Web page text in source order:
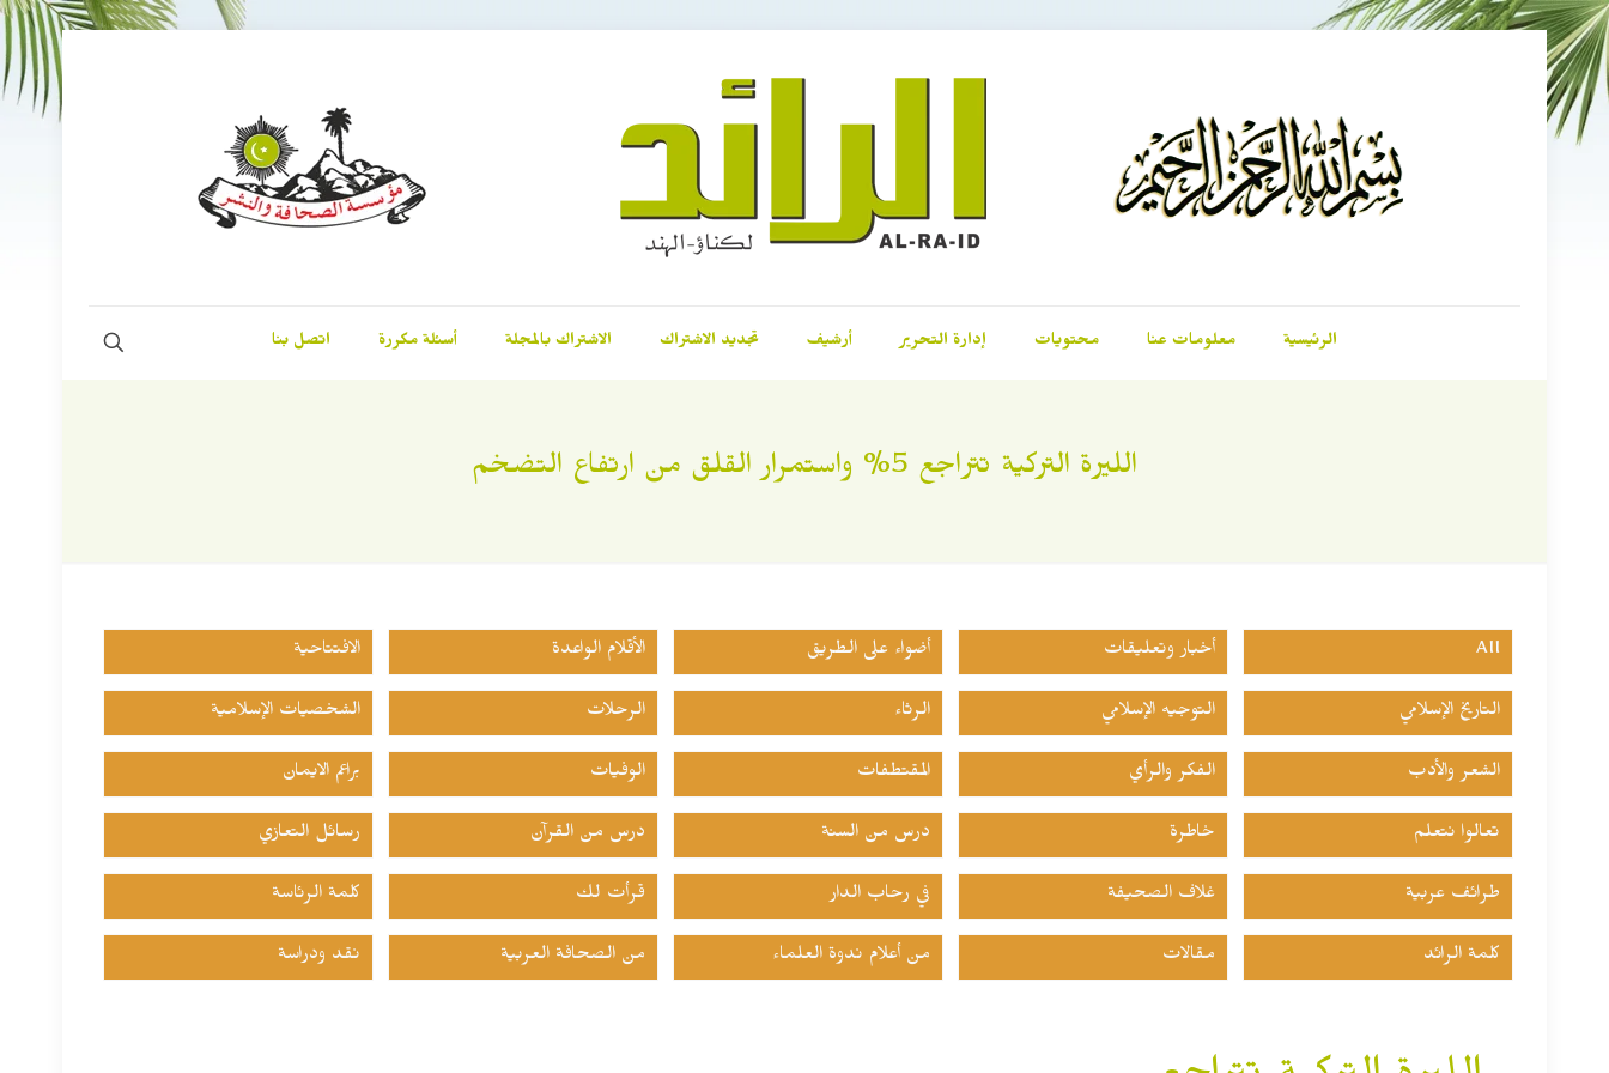
الرئيسية معلومات عنا محتويات إدارة التحرير أرشيف تجديد الاشتراك الاشتراك بالمجلة أسئلة مكررة اتصل بنا
الليرة التركية تتراجع 5% واستمرار القلق من ارتفاع التضخم
All أخبار وتعليقات أضواء على الطريق الأقلام الواعدة الافتتاحية
التاريخ الإسلامي التوجيه الإسلامي الرثاء الرحلات الشخصيات الإسلامية
الشعر والأدب الفكر والرأي المقتطفات الوفيات براعم الايمان
تعالوا نتعلم خاطرة درس من السنة درس من القرآن رسائل التعازي
طرائف عربية غلاف الصحيفة في رحاب الدار قرأت لك كلمة الرئاسة
كلمة الرائد مقالات من أعلام ندوة العلماء من الصحافة العربية نقد ودراسة